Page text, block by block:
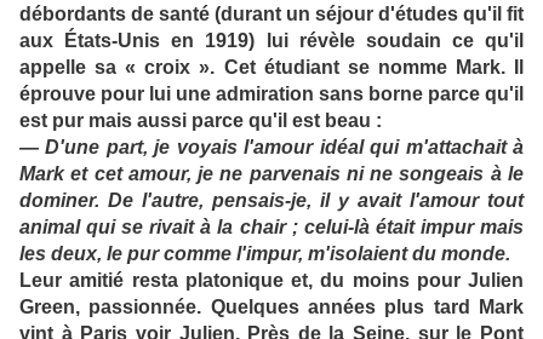
débordants de santé (durant un séjour d'études qu'il fit
aux États-Unis en 1919) lui révèle soudain ce qu'il
appelle sa « croix ». Cet étudiant se nomme Mark. Il
éprouve pour lui une admiration sans borne parce qu'il
est pur mais aussi parce qu'il est beau :
— D'une part, je voyais l'amour idéal qui m'attachait à
Mark et cet amour, je ne parvenais ni ne songeais à le
dominer. De l'autre, pensais-je, il y avait l'amour tout
animal qui se rivait à la chair ; celui-là était impur mais
les deux, le pur comme l'impur, m'isolaient du monde.
Leur amitié resta platonique et, du moins pour Julien
Green, passionnée. Quelques années plus tard Mark
vint à Paris voir Julien. Près de la Seine, sur le Pont